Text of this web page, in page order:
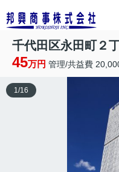
千代田区永田町２
45万円 管理/共益費
1/16